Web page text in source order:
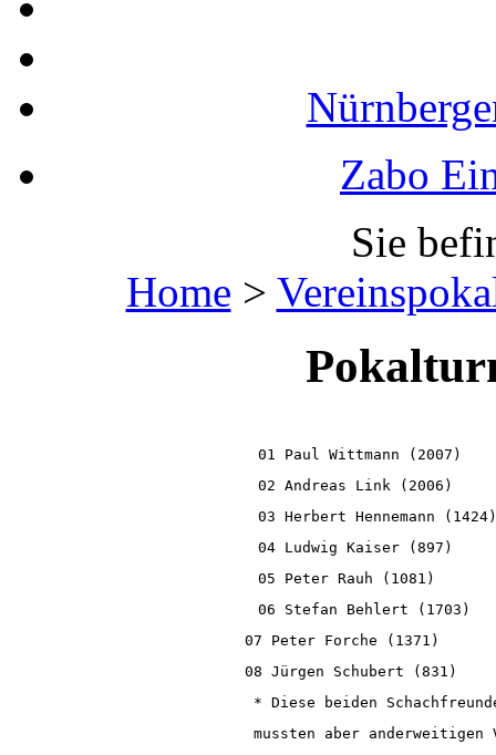
Zabo
Sie
Home >
01 Paul Wittmann (2007)
02 Andreas Link (2006)
03 Herbert Hennemann
04 Ludwig Kaiser (897)
05 Peter Rauh (1081)
06 Stefan Behlert (1703)
07 Peter Forche (1371)
08 Jürgen Schubert (831)
* Diese beiden
mussten aber anderweitigen